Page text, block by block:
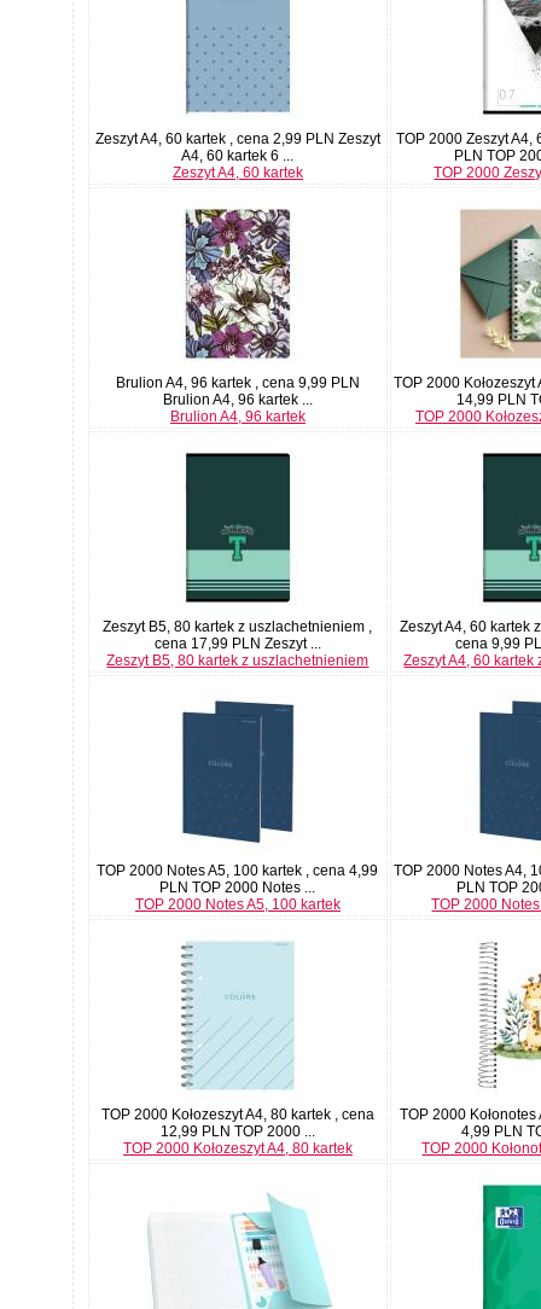
Zeszyt A4, 60 kartek , cena 2,99 PLN Zeszyt
A4, 60 kartek 6 ...
Zeszyt A4, 60 kartek
TOP 2000 Zeszyt A4,
PLN TOP
TOP 2000
Brulion A4, 96 kartek , cena 9,99 PLN
Brulion A4, 96 kartek ...
Brulion A4, 96 kartek
TOP 2000
14,99 PLN
TOP 2000
Zeszyt B5, 80 kartek z uszlachetnieniem ,
cena 17,99 PLN Zeszyt ...
Zeszyt B5, 80 kartek z uszlachetnieniem
Zeszyt A4, 60 kartek
cena 9,99
Zeszyt A4, 60
TOP 2000 Notes A5, 100 kartek , cena 4,99
PLN TOP 2000 Notes ...
TOP 2000 Notes A5, 100 kartek
TOP 2000 Notes A4,
PLN TOP
TOP 2000
TOP 2000 Kołozeszyt A4, 80 kartek , cena
12,99 PLN TOP 2000 ...
TOP 2000 Kołozeszyt A4, 80 kartek
TOP 2000
4,99 PLN
TOP 2000